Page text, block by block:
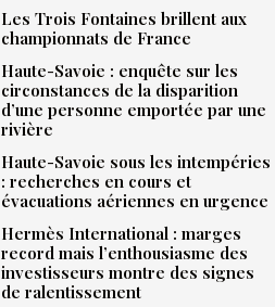
Les Trois Fontaines brillent aux
championnats de France
Haute-Savoie : enquête sur les
circonstances de la disparition
d’une personne emportée par une
rivière
Haute-Savoie sous les intempéries
: recherches en cours et
évacuations aériennes en urgence
Hermès International : marges
record mais l’enthousiasme des
investisseurs montre des signes
de ralentissement